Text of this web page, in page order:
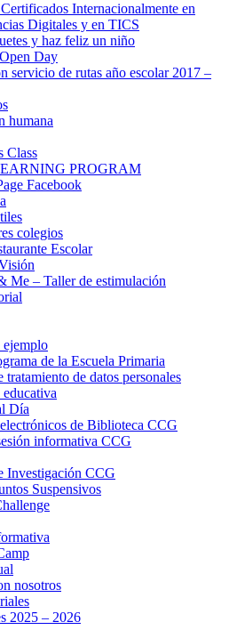
Internacionalmente en
Digitales y en TICS
y haz feliz un niño
Day
servicio de rutas año escolar 2017 –
humana
Class
PROGRAM
Facebook
colegios
Escolar
Me – Taller de estimulación
ejemplo
de la Escuela Primaria
tratamiento de datos personales
educativa
Día
de Biblioteca CCG
informativa CCG
Investigación CCG
Suspensivos
nosotros
2025 – 2026